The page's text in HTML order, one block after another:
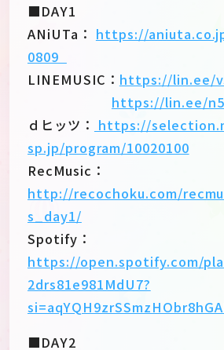
JPEN
■DAY1
ANiUTa： https://
0809
LINEMUSIC： https://lin.ee/
https://lin.ee/
ｄヒッツ： https://
sp.jp/program/10020100
RecMusic：
http://recochoku.com/
s_day1/
Spotify：
https://open.spotify.com/
2drs81e981MdU7?
■DAY2